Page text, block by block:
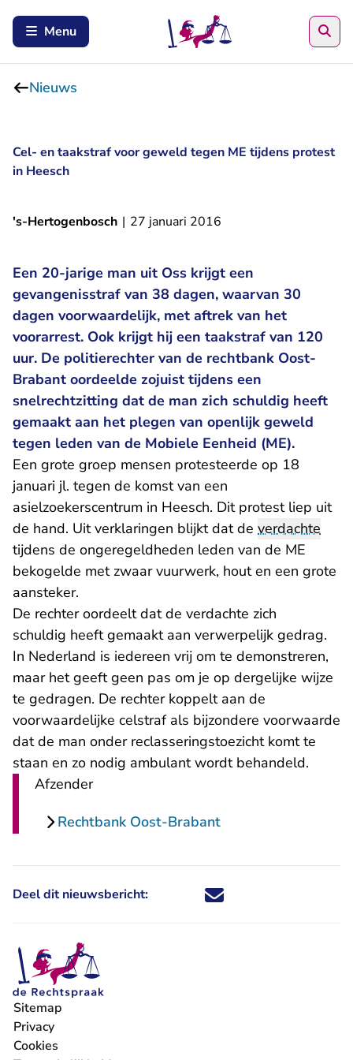
Menu
Nieuws
Cel- en taakstraf voor geweld tegen ME tijdens protest
in Heesch
's-Hertogenbosch | 27 januari 2016
Een 20-jarige man uit Oss krijgt een
gevangenisstraf van 38 dagen, waarvan 30
dagen voorwaardelijk, met aftrek van het
voorarrest. Ook krijgt hij een taakstraf van 120
uur. De politierechter van de rechtbank Oost-
Brabant oordeelde zojuist tijdens een
snelrechtzitting dat de man zich schuldig heeft
gemaakt aan het plegen van openlijk geweld
tegen leden van de Mobiele Eenheid (ME).
Een grote groep mensen protesteerde op 18
januari jl. tegen de komst van een
asielzoekerscentrum in Heesch. Dit protest liep uit
de hand. Uit verklaringen blijkt dat de verdachte
tijdens de ongeregeldheden leden van de ME
bekogelde met zwaar vuurwerk, hout en een grote
aansteker.
De rechter oordeelt dat de verdachte zich
schuldig heeft gemaakt aan verwerpelijk gedrag.
In Nederland is iedereen vrij om te demonstreren,
maar het geeft geen pas om je op dergelijke wijze
te gedragen. De rechter koppelt aan de
voorwaardelijke celstraf als bijzondere voorwaarde
dat de man onder reclasseringstoezicht komt te
staan en zo nodig ambulant wordt behandeld.
Afzender
Rechtbank Oost-Brabant
Deel dit nieuwsbericht: Deel dit nieuwsbericht via X -
Deel dit nieuwsbericht via
Deel dit nieuwsbericht
Deel dit
Sitemap
Privacy
Cookies